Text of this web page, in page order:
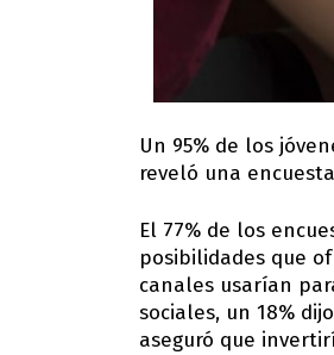
Un 95% de los
reveló una
El 77% de los
posibilidades que
canales usarían
sociales, un 18%
aseguró que